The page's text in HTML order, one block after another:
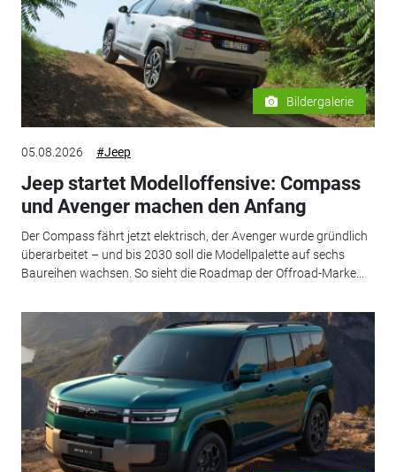
Bildergalerie
05.08.2026 #Jeep
Jeep startet Modelloffensive: Compass
und Avenger machen den Anfang
Der Compass fährt jetzt elektrisch, der Avenger wurde gründlich
überarbeitet – und bis 2030 soll die Modellpalette auf sechs
Baureihen wachsen. So sieht die Roadmap der Offroad-Marke...